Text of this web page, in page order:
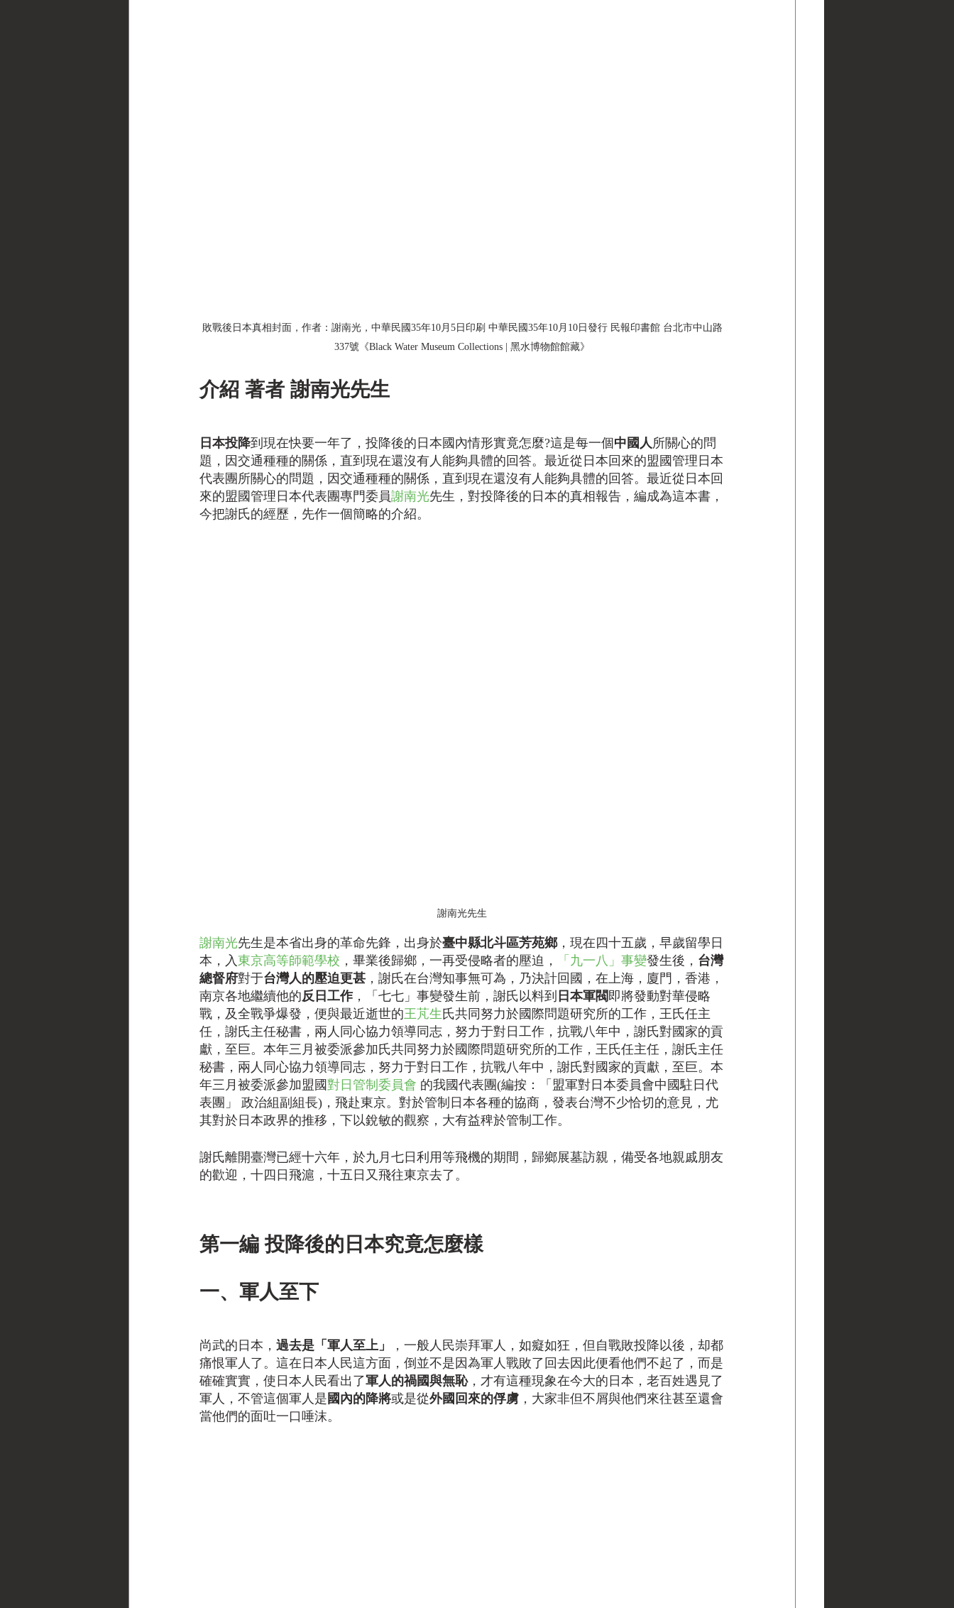
敗戰後日本真相封面，作者：謝南光，中華民國35年10月5日印刷 中華民國35年10月10日發行 民報印書館 台北市中山路
337號《Black Water Museum Collections | 黑水博物館館藏》
介紹 著者 謝南光先生
日本投降到現在快要一年了，投降後的日本國內情形實竟怎麼?這是每一個 中國人所關心的問
題，因交通種種的關係，直到現在還沒有人能夠具體的回答。最近從日本回來的盟國管理日本
代表團所關心的問題，因交通種種的關係，直到現在還沒有人能夠具體的回答。最近從日本回
來的盟國管理日本代表團專門委員謝南光先生，對投降後的日本的真相報告，編成為這本書，
今把謝氏的經歷，先作一個簡略的介紹。
謝南光先生
謝南光先生是本省出身的革命先鋒，出身於臺中縣北斗區芳苑鄉，現在四十五歲，早歲留學日
本，入東京高等師範學校 ，畢業後歸鄉，一再受侵略者的壓迫， 「九一八」事變發生後， 台灣
總督府對于台灣人的壓迫更甚 ，謝氏在台灣知事無可為，乃決計回國，在上海，廈門，香港，
南京各地繼續他的反日工作，「七七」事變發生前，謝氏以料到 日本軍閥即將發動對華侵略
戰，及全戰爭爆發，便與最近逝世的王芃生 氏共同努力於國際問題研究所的工作，王氏任主
任，謝氏主任秘書，兩人同心協力領導同志，努力于對日工作，抗戰八年中，謝氏對國家的貢
獻，至巨。本年三月被委派參加氏共同努力於國際問題研究所的工作，王氏任主任，謝氏主任
秘書，兩人同心協力領導同志，努力于對日工作，抗戰八年中，謝氏對國家的貢獻，至巨。本
年三月被委派參加盟國對日管制委員會 的我國代表團(編按：「盟軍對日本委員會中國駐日代
表團」 政治組副組長)，飛赴東京。對於管制日本各種的協商，發表台灣不少恰切的意見，尤
其對於日本政界的推移，下以銳敏的觀察，大有益稗於管制工作。
謝氏離開臺灣已經十六年，於九月七日利用等飛機的期間，歸鄉展墓訪親，備受各地親戚朋友
的歡迎，十四日飛滬，十五日又飛往東京去了。
第一編 投降後的日本究竟怎麼樣
一、軍人至下
尚武的日本， 過去是「軍人至上」
，一般人民崇拜軍人，如癡如狂，但自戰敗投降以後，却都
痛恨軍人了。這在日本人民這方面，倒並不是因為軍人戰敗了回去因此便看他們不起了，而是
確確實實，使日本人民看出了軍人的禍國與無恥，才有這種現象在今大的日本，老百姓遇見了
軍人，不管這個軍人是 國內的降將或是從外國回來的俘虜 ，大家非但不屑與他們來往甚至還會
當他們的面吐一口唾沫。